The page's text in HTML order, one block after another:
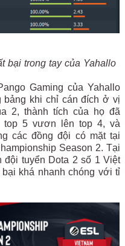
bại trong tay của Yahallo
Gaming của Yahallo
bảng khi chỉ cán đích ở vị
2, thành tích của họ đã
5 vươn lên top 4, và
các đồng đội có mặt tại
Season 2. Tại
đội tuyển Dota 2 số 1 Việt
khá nhanh chóng với tỉ